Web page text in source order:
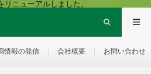
リニューアルしました。
情報の発信 会社概要 お問い合わせ